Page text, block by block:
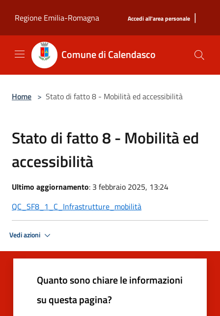
Regione Emilia-Romagna
Accedi all'area personale |
Comune di Calendasco
Home > Stato di fatto 8 - Mobilità ed accessibilità
Stato di fatto 8 - Mobilità ed
accessibilità
Ultimo aggiornamento: 3 febbraio 2025, 13:24
QC_SF8_1_C_Infrastrutture_mobilità
Vedi azioni
Quanto sono chiare le informazioni
su questa pagina?